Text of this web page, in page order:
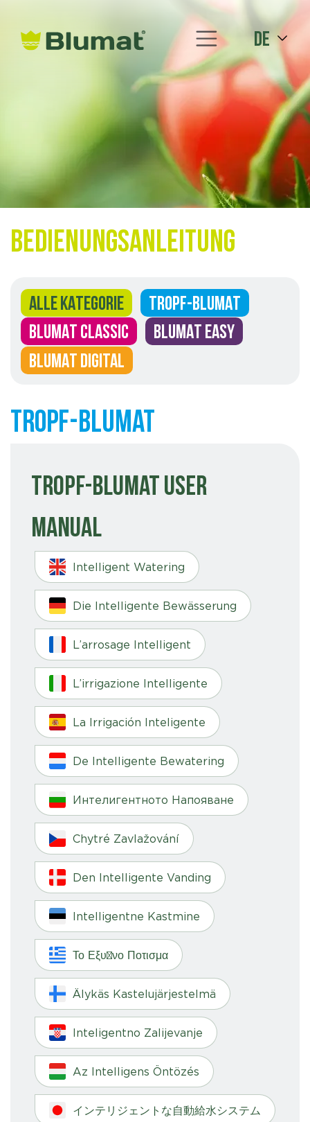
de
Bedienungsanleitung
ALLE KATEGORIE
TROPF-BLUMAT
BLUMAT CLASSIC
BLUMAT EASY
BLUMAT DIGITAL
Tropf-Blumat
Tropf-Blumat User
Manual
Intelligent Watering
Die Intelligente Bewässerung
L’arrosage Intelligent
L’irrigazione Intelligente
La Irrigación Inteligente
De Intelligente Bewatering
Интелигентното Напояване
Chytré Zavlažování
Den Intelligente Vanding
Intelligentne Kastmine
Το Εξυπνο Ποτισμα
Älykäs Kastelujärjestelmä
Inteligentno Zalijevanje
Az Intelligens Öntözés
インテリジェントな自動給水システム